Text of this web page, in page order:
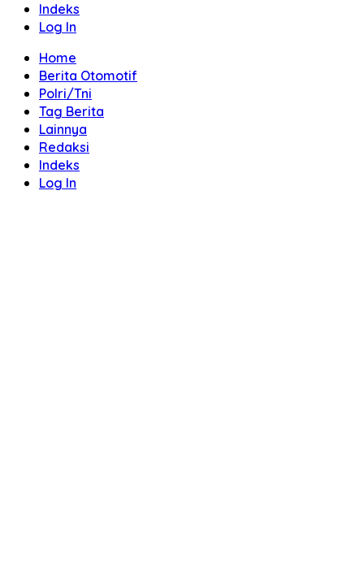
Indeks
Log In
Home
Berita Otomotif
Polri/Tni
Tag Berita
Lainnya
Redaksi
Indeks
Log In